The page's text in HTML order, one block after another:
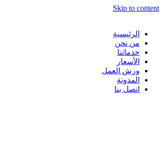
Skip to content
الرئيسية
من نحن
خدماتنا
الأسعار
ورش العمل
المدونة
اتصل بنا